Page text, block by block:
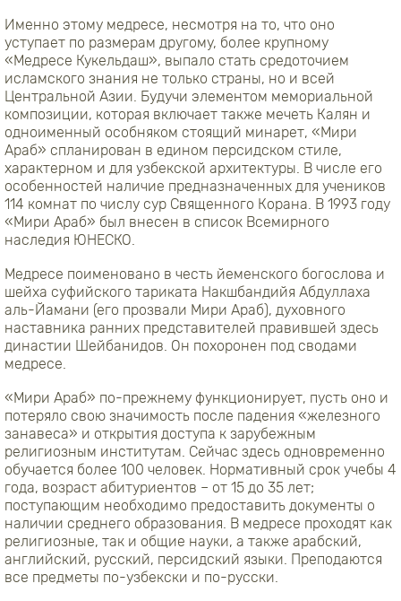
Именно этому медресе, несмотря на то, что оно
уступает по размерам другому, более крупному
«Медресе Кукельдаш», выпало стать средоточием
исламского знания не только страны, но и всей
Центральной Азии. Будучи элементом мемориальной
композиции, которая включает также мечеть Калян и
одноименный особняком стоящий минарет, «Мири
Араб» спланирован в едином персидском стиле,
характерном и для узбекской архитектуры. В числе его
особенностей наличие предназначенных для учеников
114 комнат по числу сур Священного Корана. В 1993 году
«Мири Араб» был внесен в список Всемирного
наследия ЮНЕСКО.
Медресе поименовано в честь йеменского богослова и
шейха суфийского тариката Накшбандийя Абдуллаха
аль-Йамани (его прозвали Мири Араб), духовного
наставника ранних представителей правившей здесь
династии Шейбанидов. Он похоронен под сводами
медресе.
«Мири Араб» по-прежнему функционирует, пусть оно и
потеряло свою значимость после падения «железного
занавеса» и открытия доступа к зарубежным
религиозным институтам. Сейчас здесь одновременно
обучается более 100 человек. Нормативный срок учебы 4
года, возраст абитуриентов – от 15 до 35 лет;
поступающим необходимо предоставить документы о
наличии среднего образования. В медресе проходят как
религиозные, так и общие науки, а также арабский,
английский, русский, персидский языки. Преподаются
все предметы по-узбекски и по-русски.